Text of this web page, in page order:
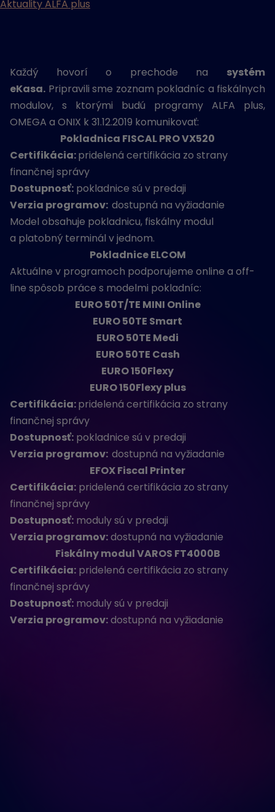
Aktuality ALFA plus
Každý hovorí o prechode na systém
eKasa. Pripravili sme zoznam pokladníc a fiskálnych
modulov, s ktorými budú programy ALFA plus,
OMEGA a ONIX k 31.12.2019 komunikovať:
Pokladnica FISCAL PRO VX520
Certifikácia:pridelená certifikácia zo strany
finančnej správy
Dostupnosť: pokladnice sú v predaji
Verzia programov: dostupná na vyžiadanie
Model obsahuje pokladnicu, fiskálny modul
a platobný terminál v jednom.
Pokladnice ELCOM
Aktuálne v programoch podporujeme online a off-
line spôsob práce s modelmi pokladníc:
EURO 50T/TE MINI Online
EURO 50TE Smart
EURO 50TE Medi
EURO 50TE Cash
EURO 150Flexy
EURO 150Flexy plus
Certifikácia:pridelená certifikácia zo strany
finančnej správy
Dostupnosť: pokladnice sú v predaji
Verzia programov: dostupná na vyžiadanie
EFOX Fiscal Printer
Certifikácia: pridelená certifikácia zo strany
finančnej správy
Dostupnosť: moduly sú v predaji
Verzia programov:dostupná na vyžiadanie
Fiskálny modul VAROS FT4000B
Certifikácia: pridelená certifikácia zo strany
finančnej správy
Dostupnosť: moduly sú v predaji
Verzia programov:dostupná na vyžiadanie